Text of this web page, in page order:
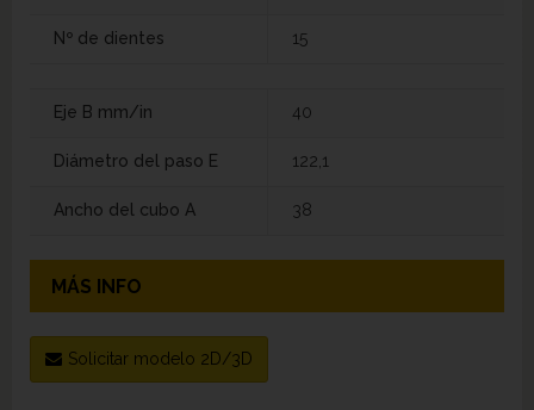
Nº de dientes 15
Eje B mm/in 40
Diámetro del paso E 122,1
Ancho del cubo A 38
MÁS INFO
Solicitar modelo 2D/3D